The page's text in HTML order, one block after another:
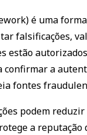
é uma
falsificações,
estão
confirmar a
fontes
podem
a